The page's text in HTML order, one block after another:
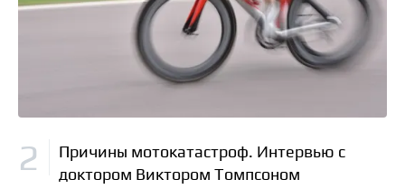
Причины мотокатастроф. Интервью с
доктором Виктором Томпсоном